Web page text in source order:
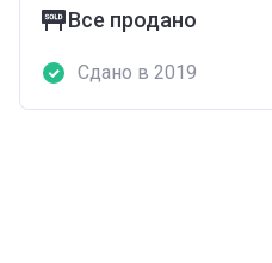
Все продано
Сдано в 2019